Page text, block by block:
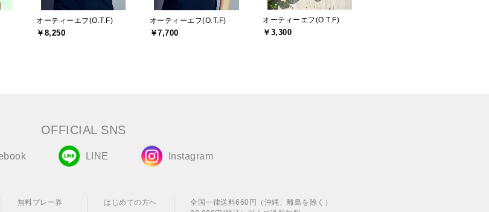
オーティーエフ(O.T.F)
￥8,250
オーティーエフ(O.T.F)
￥7,700
オーティーエフ(O.T.F)
￥3,300
OFFICIAL SNS
LINE Instagram
無料プレー券 はじめての方へ
全国一律送料660円（沖縄、離島を除く）